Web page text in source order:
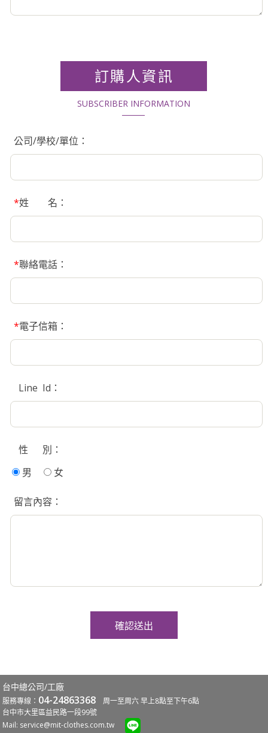
訂購人資訊
SUBSCRIBER INFORMATION
公司/學校/單位：
*姓 名：
*聯絡電話：
*電子信箱：
Line Id：
性 別：
男
女
留言內容：
台中總公司/工廠
服務專線： 04-24863368 周一至周六 早上8點至下午6點
台中市大里區益民路一段99號
Mail: service@mit-clothes.com.tw